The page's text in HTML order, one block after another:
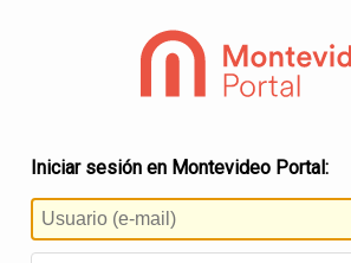
Iniciar sesión en Montevideo Portal: